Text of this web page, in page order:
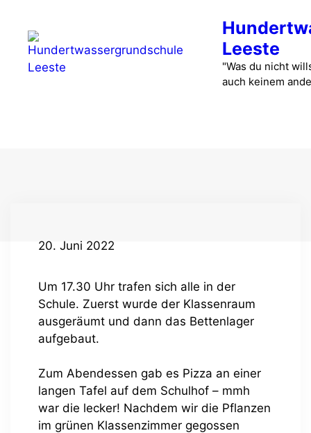
springen
Leeste
"Was du nicht
auch keinem
20. Juni 2022
Um 17.30 Uhr trafen sich alle in der
Schule. Zuerst wurde der Klassenraum
ausgeräumt und dann das Bettenlager
aufgebaut.
Zum Abendessen gab es Pizza an einer
langen Tafel auf dem Schulhof – mmh
war die lecker! Nachdem wir die Pflanzen
im grünen Klassenzimmer gegossen